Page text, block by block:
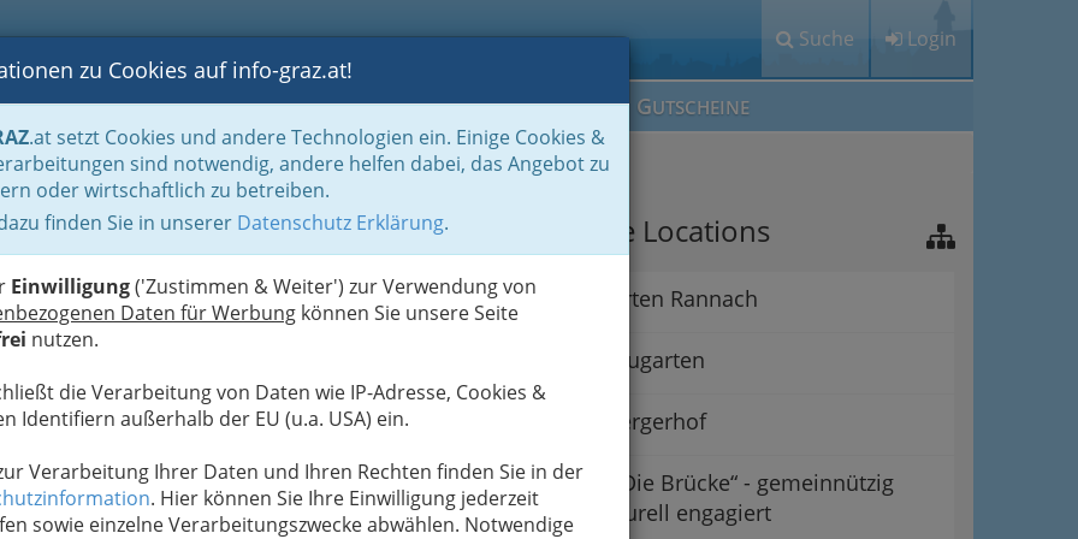
Suche Login
BLOGS FOTOS GASTRONOMIE BRANCHEN MEIN IG GUTSCHEINE
zu Cookies auf info-graz.at!
.at setzt Cookies und andere Technologien ein. Einige Cookies &
sind notwendig, andere helfen dabei, das Angebot zu
oder wirtschaftlich zu betreiben.
finden Sie in unserer Datenschutz Erklärung.
Einwilligung('Zustimmen & Weiter') zur Verwendung von
Daten für Werbung können Sie unsere Seite
nutzen.
die Verarbeitung von Daten wie IP-Adresse, Cookies &
Identifiern außerhalb der EU (u.a. USA) ein.
Verarbeitung Ihrer Daten und Ihren Rechten finden Sie in der
. Hier können Sie Ihre Einwilligung jederzeit
sowie einzelne Verarbeitungszwecke abwählen. Notwendige
Dom im Berg und Kasematten
Dom im Berg und
GmbH
sind
Design, wird rund ums
getragen:
. DieGrazer
Auseinandersetzung
Wichtige Locations
Alpengarten Rannach
Grazer Augarten
Babenbergerhof
Verein „Die Brücke“ - gemeinnützig
und kulturell engagiert